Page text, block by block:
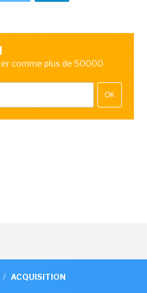
comme plus de 50000
OK
/ ACQUISITION